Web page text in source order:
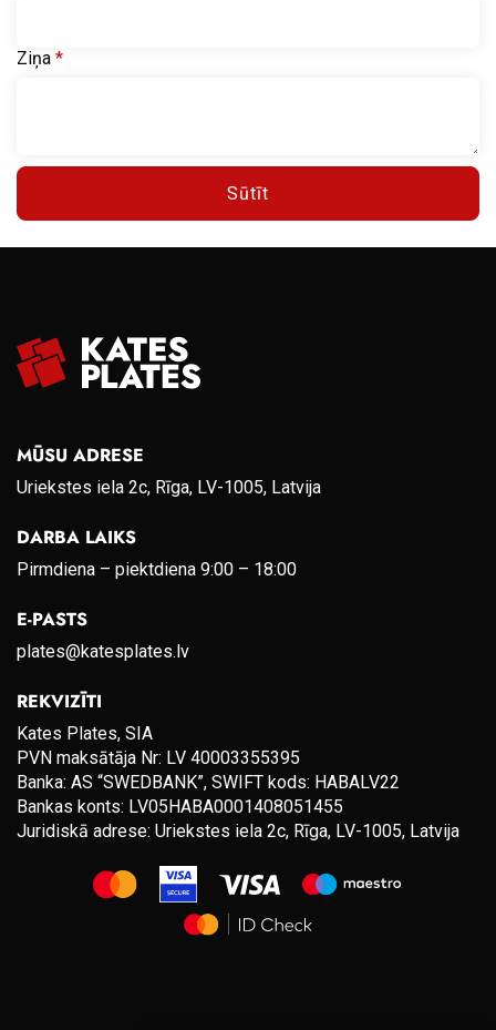
Ziņa *
Sūtīt
MŪSU ADRESE
Uriekstes iela 2c, Rīga, LV-1005, Latvija
DARBA LAIKS
Pirmdiena – piektdiena 9:00 – 18:00
E-PASTS
plates@katesplates.lv
REKVIZĪTI
Kates Plates, SIA
PVN maksātāja Nr: LV 40003355395
Banka: AS “SWEDBANK”, SWIFT kods: HABALV22
Bankas konts: LV05HABA0001408051455
Juridiskā adrese: Uriekstes iela 2c, Rīga, LV-1005, Latvija